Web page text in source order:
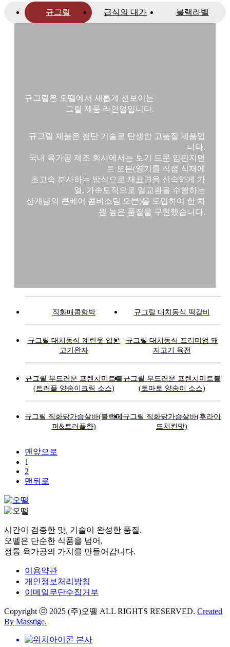
규그릴 급식의 대가 블랙라벨
규그릴은 오뗄에서 새롭게 선보이는
그릴 제품 라인업입니다.
규그릴 제품은 첨단 기술로 탄생한 고품질 제품입
니다.
국내 육가공 제조 회사에서는 보기 드문 임핀지먼
트 오븐(열기를 직접 식재에
초고속 분사하는 방식으로 재표면을 신속하게 가
열, 가속도적으로 열교환을 수행하는
신개념의 콘베어 콤비스팀 오븐)을 도입하여 한 차
원 높은 품질을 구현했습니다.
직화매콤함박 규그릴 대치동식 떡갈비
규그릴 대치동식 계란옷 입은
고기완자
규그릴 대치동식 프리미엄 돼
지고기 육전
규그릴 부드러운 프렌치미트볼
(트러플 양송이크림 소스)
규그릴 부드러운 프렌치미트볼
(토마토 양송이 소스)
규그릴 직화닭가슴살바(블랙페
퍼&트러플향)
규그릴 직화닭가슴살바(후라이
드치킨맛)
맨앞으로
1
2
맨뒤로
시간이 검증한 맛, 기술이 완성한 품질.
오뗄은 단순한 식품을 넘어,
정통 육가공의 가치를 만들어갑니다.
이용약관
개인정보처리방침
이메일무단수집거부
Copyright ⓒ 2025 (주)오뗄 ALL RIGHTS RESERVED. Created
By Masstige.
본사